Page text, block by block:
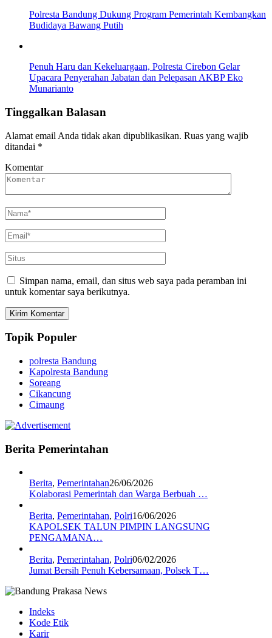
Polresta Bandung Dukung Program Pemerintah Kembangkan
Budidaya Bawang Putih
Penuh Haru dan Kekeluargaan, Polresta Cirebon Gelar
Upacara Penyerahan Jabatan dan Pelepasan AKBP Eko
Munarianto
Tinggalkan Balasan
Alamat email Anda tidak akan dipublikasikan. Ruas yang wajib
ditandai *
Komentar
Simpan nama, email, dan situs web saya pada peramban ini
untuk komentar saya berikutnya.
Topik Populer
polresta Bandung
Kapolresta Bandung
Soreang
Cikancung
Cimaung
Berita Pemerintahan
Berita, Pemerintahan26/06/2026
Kolaborasi Pemerintah dan Warga Berbuah …
Berita, Pemerintahan, Polri16/06/2026
KAPOLSEK TALUN PIMPIN LANGSUNG
PENGAMANA…
Berita, Pemerintahan, Polri06/02/2026
Jumat Bersih Penuh Kebersamaan, Polsek T…
Indeks
Kode Etik
Karir